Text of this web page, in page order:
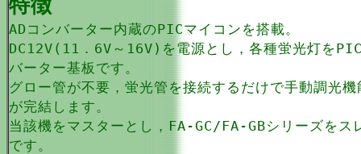
ADコンバーター内蔵のPICマイコンを搭載。
DC12V(11．6V～16V)を電源とし，各種蛍光灯を
バーター基板です。
グロー管が不要，蛍光管を接続するだけで手動調光
が完結します。
当該機をマスターとし，FA-GC/FA-GBシリーズをス
です。